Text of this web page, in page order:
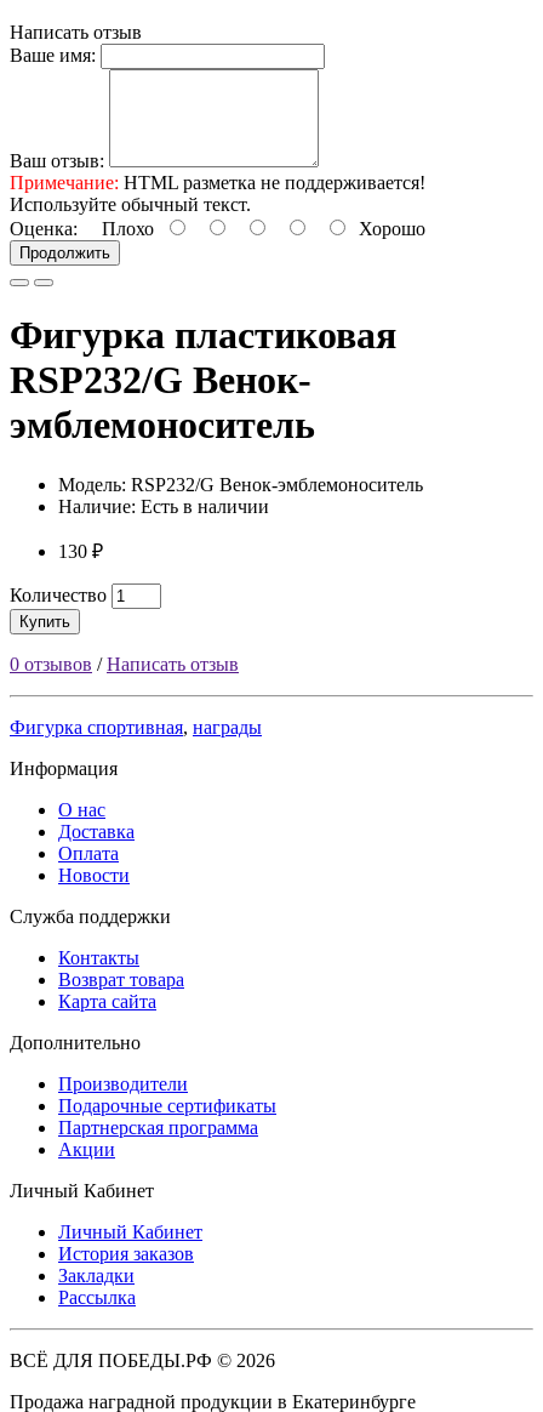
Написать отзыв
Ваше имя:
Ваш отзыв:
Примечание: HTML разметка не поддерживается!
Используйте обычный текст.
Оценка: Плохо Хорошо
Продолжить
Фигурка пластиковая
RSP232/G Венок-
эмблемоноситель
Модель: RSP232/G Венок-эмблемоноситель
Наличие: Есть в наличии
130 ₽
Количество
Купить
0 отзывов /Написать отзыв
Фигурка спортивная, награды
Информация
О нас
Доставка
Оплата
Новости
Служба поддержки
Контакты
Возврат товара
Карта сайта
Дополнительно
Производители
Подарочные сертификаты
Партнерская программа
Акции
Личный Кабинет
Личный Кабинет
История заказов
Закладки
Рассылка
ВСЁ ДЛЯ ПОБЕДЫ.РФ © 2026
Продажа наградной продукции в Екатеринбурге